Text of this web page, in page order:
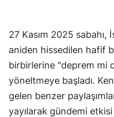
27 Kasım 2025
aniden hissedilen hafif
birbirlerine "deprem mi
yöneltmeye başladı.
gelen benzer
yayılarak gündemi etkisi